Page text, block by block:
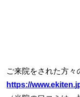
ご来院をされた方々
https://